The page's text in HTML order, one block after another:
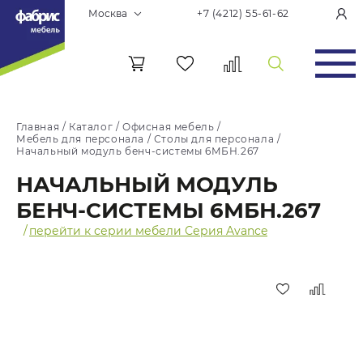
Москва +7 (4212) 55-61-62
Главная / Каталог /Офисная мебель /
Мебель для персонала / Столы для персонала /
Начальный модуль бенч-системы 6МБН.267
НАЧАЛЬНЫЙ МОДУЛЬ
БЕНЧ-СИСТЕМЫ 6МБН.267
/перейти к серии мебели Серия Avance